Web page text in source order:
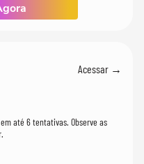
Acessar →
até 6 tentativas. Observe as